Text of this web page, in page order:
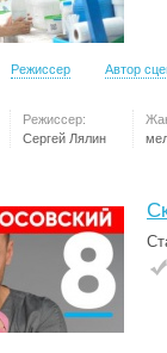
Режиссер Автор
Режиссер:
Сергей Лялин